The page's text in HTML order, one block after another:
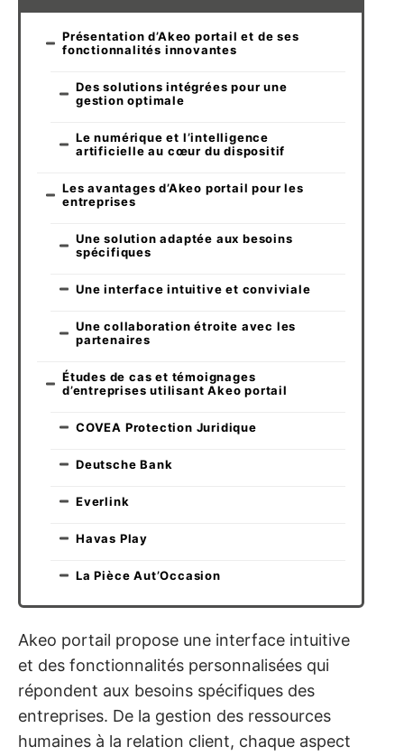
Présentation d’Akeo portail et de ses
fonctionnalités innovantes
Des solutions intégrées pour une
gestion optimale
Le numérique et l’intelligence
artificielle au cœur du dispositif
Les avantages d’Akeo portail pour les
entreprises
Une solution adaptée aux besoins
spécifiques
Une interface intuitive et conviviale
Une collaboration étroite avec les
partenaires
Études de cas et témoignages
d’entreprises utilisant Akeo portail
COVEA Protection Juridique
Deutsche Bank
Everlink
Havas Play
La Pièce Aut’Occasion
Akeo portail propose une interface intuitive
et des fonctionnalités personnalisées qui
répondent aux besoins spécifiques des
entreprises. De la gestion des ressources
humaines à la relation client, chaque aspect